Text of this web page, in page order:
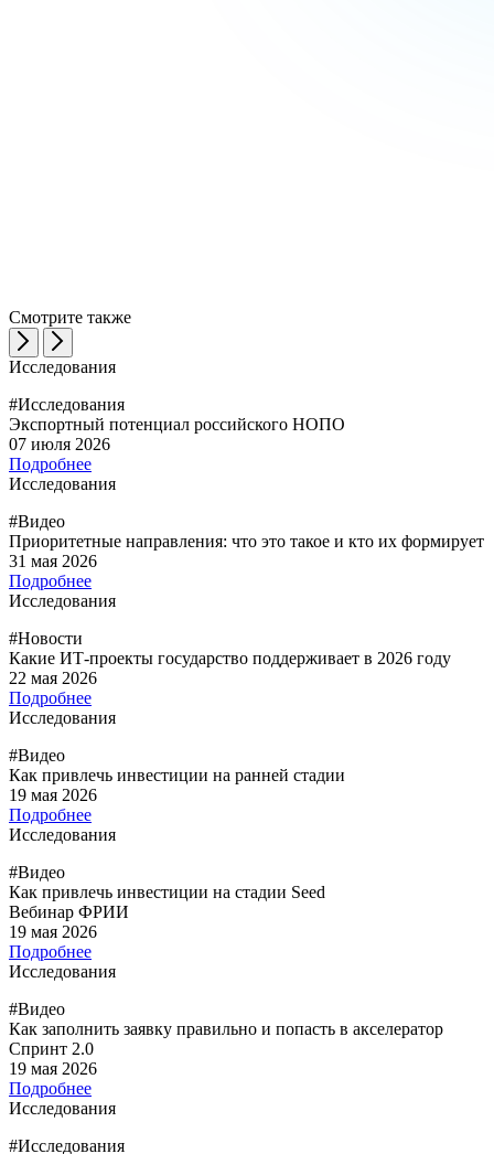
Смотрите также
Исследования
#Исследования
Экспортный потенциал российского НОПО
07 июля 2026
Подробнее
Исследования
#Видео
Приоритетные направления: что это такое и кто их формирует
31 мая 2026
Подробнее
Исследования
#Новости
Какие ИТ-проекты государство поддерживает в 2026 году
22 мая 2026
Подробнее
Исследования
#Видео
Как привлечь инвестиции на ранней стадии
19 мая 2026
Подробнее
Исследования
#Видео
Как привлечь инвестиции на стадии Seed
Вебинар ФРИИ
19 мая 2026
Подробнее
Исследования
#Видео
Как заполнить заявку правильно и попасть в акселератор
Спринт 2.0
19 мая 2026
Подробнее
Исследования
#Исследования